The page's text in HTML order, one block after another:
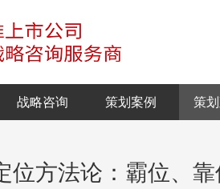
战略咨询 策划案例 策
位方法论：霸位、